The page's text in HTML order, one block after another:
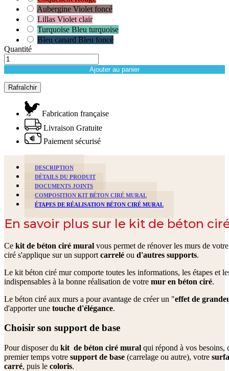
Aubergine Violet foncé
Lillas Violet clair
Turquoise Bleu turquoise
Bleu canard Bleu foncé
Quantité
Ajouter au panier
Fabrication française
Livraison Gratuite
Paiement sécurisé
DESCRIPTION
DÉTAILS DU PRODUIT
DOCUMENTS JOINTS
COMPOSITION KIT BÉTON CIRÉ MURAL
ÉTAPES DE RÉALISATION BÉTON CIRÉ MURAL
En savoir plus sur le kit de béton
Ce kit de béton ciré mural vous permet de rénover les murs de
ciré s'applique sur un support carrelé ou d'autres supports.
Le kit béton ciré mur comporte toutes les informations, les étapes et
indispensables à la bonne réalisation de votre mur en béton ciré.
Le béton ciré aux murs a pour avantage de créer un "effet de
d'apporter une touche d'élégance.
Choisir son support de base
Pour disposer du kit de béton ciré mural qui répond à vos besoins,
premier temps votre support de base (carrelage ou autre), votre
carré, puis le coloris.